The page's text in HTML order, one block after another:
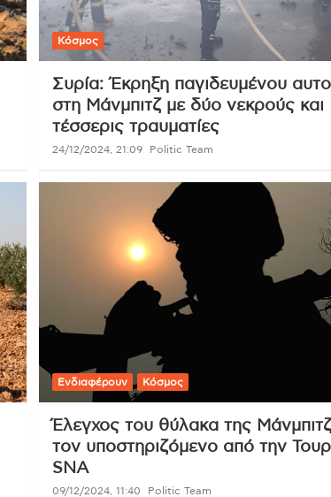
Κόσμος
Συρία: Έκρηξη παγιδευμένου
στη Μάνμπιτζ με δύο νεκρούς και
τέσσερις τραυματίες
24/12/2024, 21:09 Politic Team
Ενδιαφέρουν Κόσμος
Έλεγχος του θύλακα της
τον υποστηριζόμενο από την
SNA
09/12/2024, 11:40 Politic Team